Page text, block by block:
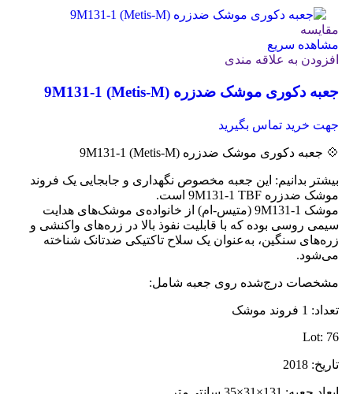
مقایسه
مشاهده سریع
افزودن به علاقه مندی
جعبه دکوری موشک ضدزره 9M131-1 (Metis-M)
جهت خرید تماس بگیرید
💠 جعبه دکوری موشک ضدزره 9M131-1 (Metis-M)
بیشتر بدانیم: این جعبه مخصوص نگهداری و جابجایی یک فروند
موشک ضدزره 9M131-1 TBF است.
موشک 9M131-1 (متیس-ام) از خانواده‌ی موشک‌های هدایت
سیمی روسی بوده که با قابلیت نفوذ بالا در زره‌های واکنشی و
زره‌های سنگین، به‌عنوان یک سلاح تاکتیکی ضدتانک شناخته
می‌شود.
مشخصات درج‌شده روی جعبه شامل:
تعداد: 1 فروند موشک
Lot: 76
تاریخ: 2018